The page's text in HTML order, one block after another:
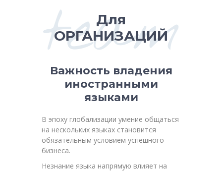
team
Для
ОРГАНИЗАЦИЙ
Важность владения
иностранными
языками
В эпоху глобализации умение общаться
на нескольких языках становится
обязательным условием успешного
бизнеса.
Незнание языка напрямую влияет на